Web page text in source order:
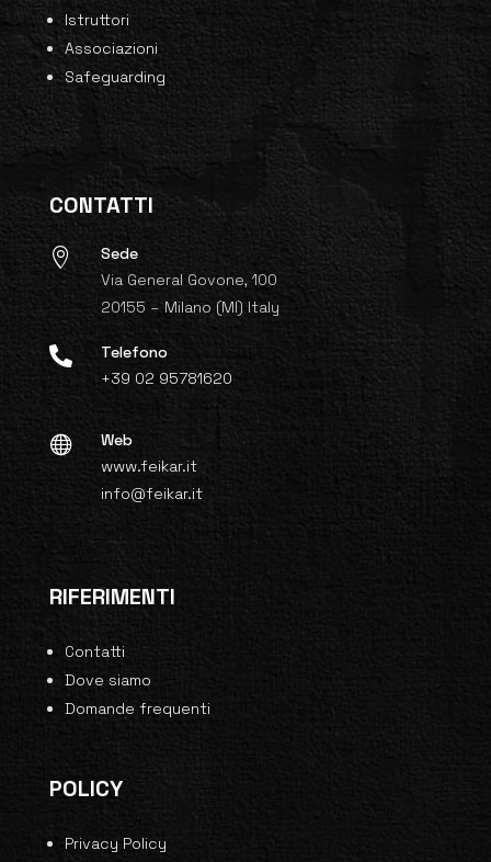
Istruttori
Associazioni
Safeguarding
CONTATTI

Sede
Via General Govone, 100
20155 – Milano (MI) Italy

Telefono
+39 02 95781620

Web
www.feikar.it
info@feikar.it
RIFERIMENTI
Contatti
Dove siamo
Domande frequenti
POLICY
Privacy Policy